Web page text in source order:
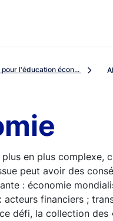
l'éducation écon...
en plus complexe,
peut avoir des
: économie
financiers ;
défi, la collection des